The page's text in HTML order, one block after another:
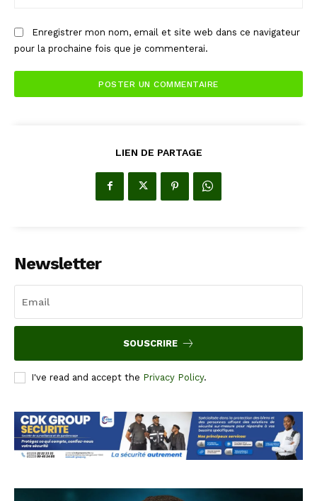
Enregistrer mon nom, email et site web dans ce navigateur
pour la prochaine fois que je commenterai.
LIEN DE PARTAGE
Newsletter
SOUSCRIRE
I've read and accept the Privacy Policy.